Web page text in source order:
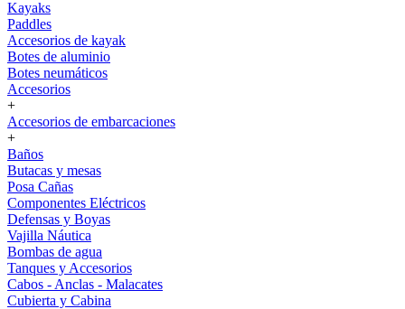
Kayaks
Paddles
Accesorios de kayak
Botes de aluminio
Botes neumáticos
Accesorios
+
Accesorios de embarcaciones
+
Baños
Butacas y mesas
Posa Cañas
Componentes Eléctricos
Defensas y Boyas
Vajilla Náutica
Bombas de agua
Tanques y Accesorios
Cabos - Anclas - Malacates
Cubierta y Cabina